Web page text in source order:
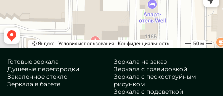
Готовые зеркала
Душевые перегородки
Закаленное стекло
Зеркала в багете
Зеркала на заказ
Зеркала с гравировкой
Зеркала с пескоструйным
рисунком
Зеркала с подсветкой